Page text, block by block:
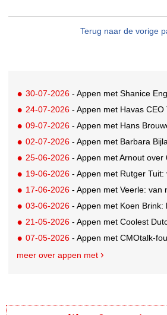
Terug naar de vorige
30-07-2026 - Appen met Shanice Engel over OONA/
24-07-2026 - Appen met Havas CEO Thijs Muller over
09-07-2026 - Appen met Hans Brouwer over
02-07-2026 - Appen met Barbara Bijlard,
25-06-2026 - Appen met Arnout over 65
19-06-2026 - Appen met Rutger Tuit: van Play Button-
17-06-2026 - Appen met Veerle: van nuchtere Fries
03-06-2026 - Appen met Koen Brink: kaas,
21-05-2026 - Appen met Coolest Dutch Brand winnaar
07-05-2026 - Appen met CMOtalk-founder Klaas
meer over appen met